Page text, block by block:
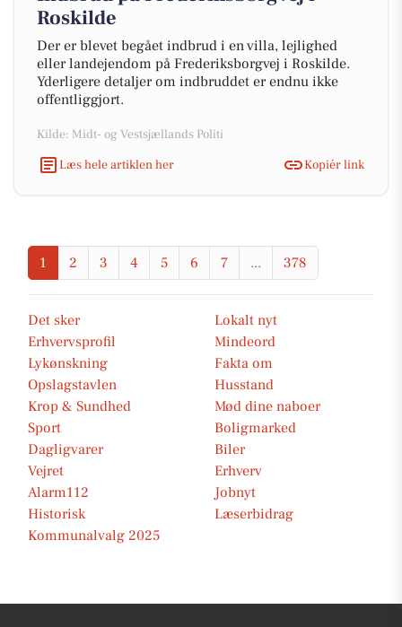
Roskilde
Der er blevet begået indbrud i en villa, lejlighed
eller landejendom på Frederiksborgvej i Roskilde.
Yderligere detaljer om indbruddet er endnu ikke
offentliggjort.
Kilde: Midt- og Vestsjællands Politi
Læs hele artiklen her
Kopiér link
1 2 3 4 5 6 7 ... 378
Det sker
Lokalt nyt
Erhvervsprofil
Mindeord
Lykønskning
Fakta om
Opslagstavlen
Husstand
Krop & Sundhed
Mød dine naboer
Sport
Boligmarked
Dagligvarer
Biler
Vejret
Erhverv
Alarm112
Jobnyt
Historisk
Læserbidrag
Kommunalvalg 2025